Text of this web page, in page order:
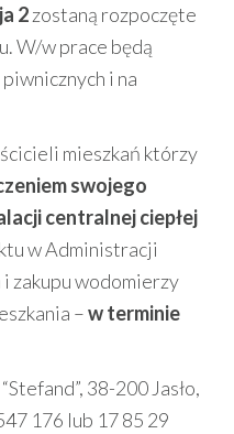
2zostaną rozpoczęte
W/w prace będą
i na
mieszkań którzy
swojego
centralnej ciepłej
w Administracji
zakupu wodomierzy
–w terminie
38-200 Jasło,
176 lub 17 85 29